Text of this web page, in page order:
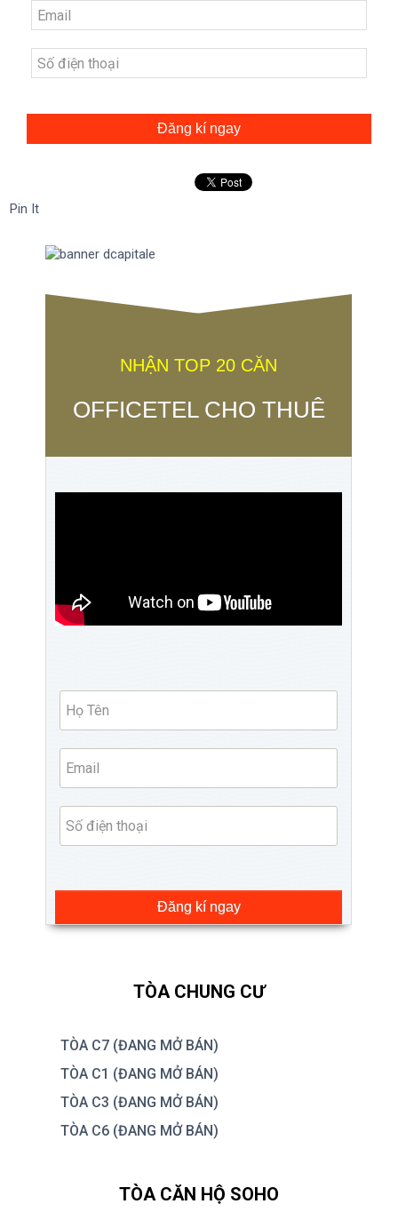
Đăng kí ngay
Pin It
NHẬN TOP 20 CĂN
OFFICETEL CHO THUÊ
Đăng kí ngay
TÒA CHUNG CƯ
TÒA C7 (ĐANG MỞ BÁN)
TÒA C1 (ĐANG MỞ BÁN)
TÒA C3 (ĐANG MỞ BÁN)
TÒA C6 (ĐANG MỞ BÁN)
TÒA CĂN HỘ SOHO